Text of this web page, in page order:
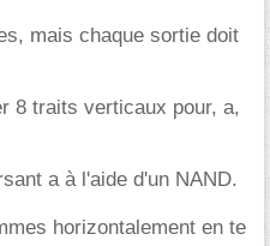
mais chaque sortie doit
8 traits verticaux pour, a,
a à l'aide d'un NAND.
horizontalement en te